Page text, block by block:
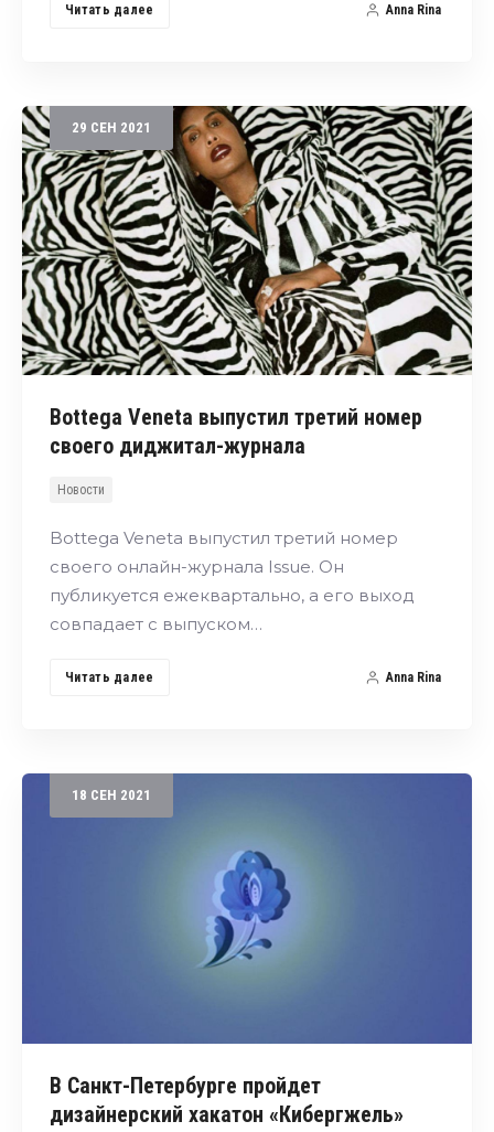
Читать далее Anna Rina
29 СЕН 2021
Bottega Veneta выпустил третий номер
своего диджитал-журнала
Новости
Bottega Veneta выпустил третий номер
своего онлайн-журнала Issue. Он
публикуется ежеквартально, а его выход
совпадает с выпуском…
Читать далее Anna Rina
18 СЕН 2021
В Санкт-Петербурге пройдет
дизайнерский хакатон «Кибергжель»